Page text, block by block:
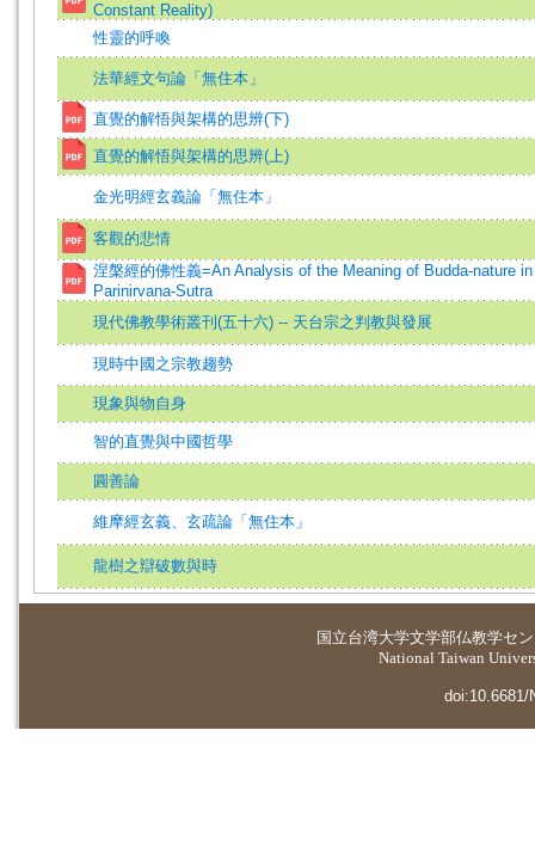
Constant Reality)
性靈的呼喚
法華經文句論「無住本」
直覺的解悟與架構的思辨(下)
直覺的解悟與架構的思辨(上)
金光明經玄義論「無住本」
客觀的悲情
涅槃經的佛性義=An Analysis of the Meaning of Budda-nature
Parinirvana-Sutra
現代佛教學術叢刊(五十六) -- 天台宗之判教與發展
現時中國之宗教趨勢
現象與物自身
智的直覺與中國哲學
圓善論
維摩經玄義、玄疏論「無住本」
龍樹之辯破數與時
国立台湾大学文学部仏教学セ
National Taiwan
doi:10.6681/